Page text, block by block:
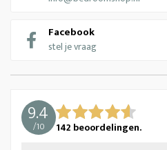
Facebook
stel je vraag
9.4
/10 142 beoordelingen.